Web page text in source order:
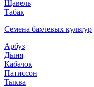
Щавель
Табак
Семена бахчевых культур
Арбуз
Дыня
Кабачок
Патиссон
Тыква